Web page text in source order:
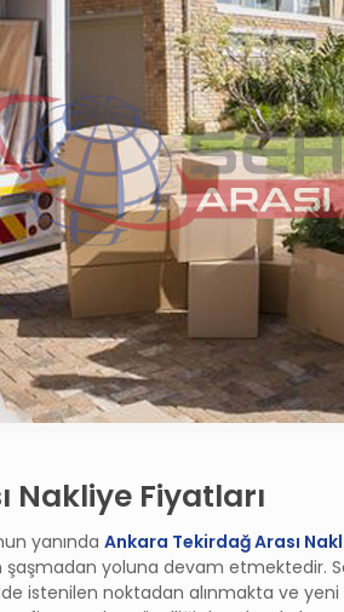
Nakliye Fiyatları
yanındaAnkara Tekirdağ Arası
yoluna devam etmektedir.
istenilen noktadan alınmakta ve yeni